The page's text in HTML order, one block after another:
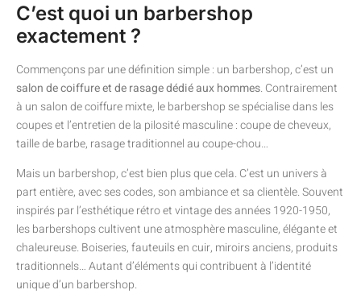
C’est quoi un barbershop
exactement ?
Commençons par une définition simple : un barbershop, c’est un
salon de coiffure et de rasage dédié aux hommes. Contrairement
à un salon de coiffure mixte, le barbershop se spécialise dans les
coupes et l’entretien de la pilosité masculine : coupe de cheveux,
taille de barbe, rasage traditionnel au coupe-chou…
Mais un barbershop, c’est bien plus que cela. C’est un univers à
part entière, avec ses codes, son ambiance et sa clientèle. Souvent
inspirés par l’esthétique rétro et vintage des années 1920-1950,
les barbershops cultivent une atmosphère masculine, élégante et
chaleureuse. Boiseries, fauteuils en cuir, miroirs anciens, produits
traditionnels… Autant d’éléments qui contribuent à l’identité
unique d’un barbershop.